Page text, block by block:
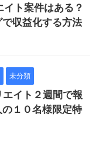
ト案件はある？
収益化する方法
未分類
イト２週間で報
１０名様限定特